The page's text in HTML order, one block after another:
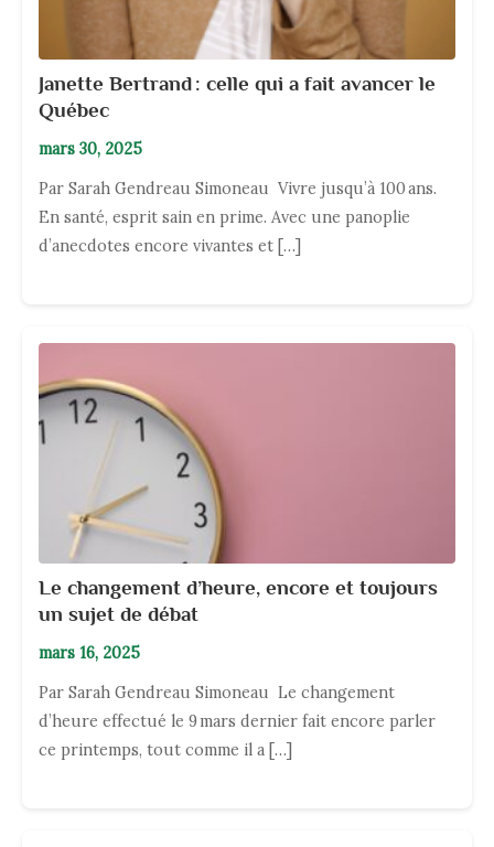
Janette Bertrand : celle qui a fait avancer le
Québec
mars 30, 2025
Par Sarah Gendreau Simoneau Vivre jusqu’à 100 ans.
En santé, esprit sain en prime. Avec une panoplie
d’anecdotes encore vivantes et […]
Le changement d’heure, encore et toujours
un sujet de débat
mars 16, 2025
Par Sarah Gendreau Simoneau Le changement
d’heure effectué le 9 mars dernier fait encore parler
ce printemps, tout comme il a […]